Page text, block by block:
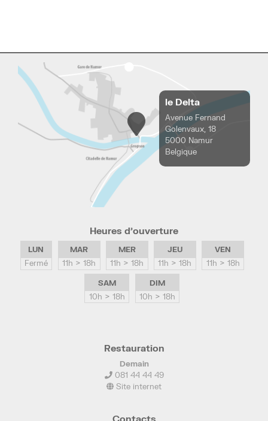
le Delta
Avenue Fernand
Golenvaux, 18
5000 Namur
Belgique
Heures d’ouverture
LUN
Fermé
MAR
11h > 18h
MER
11h > 18h
JEU
11h > 18h
VEN
11h > 18h
SAM
10h > 18h
DIM
10h > 18h
Restauration
Demain
081 44 44 49
Site internet